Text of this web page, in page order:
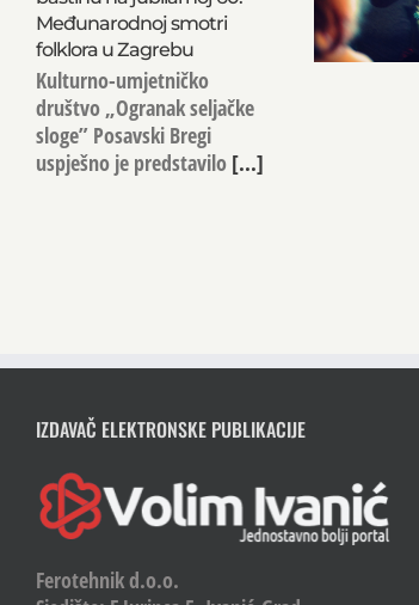
Međunarodnoj smotri
folklora u Zagrebu
Kulturno-umjetničko
društvo „Ogranak seljačke
sloge” Posavski Bregi
uspješno je predstavilo[...]
IZDAVAČ ELEKTRONSKE PUBLIKACIJE
Ferotehnik d.o.o.